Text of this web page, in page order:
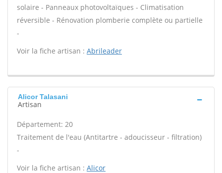
solaire - Panneaux photovoltaïques - Climatisation
réversible - Rénovation plomberie complète ou partielle
-
Voir la fiche artisan : Abrileader
Alicor Talasani
Artisan
Département: 20
Traitement de l'eau (Antitartre - adoucisseur - filtration)
-
Voir la fiche artisan : Alicor